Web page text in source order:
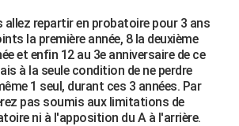
allez repartir en probatoire pour 3 ans
la première année, 8 la deuxième
et enfin 12 au 3e anniversaire de ce
à la seule condition de ne perdre
1 seul, durant ces 3 années. Par
pas soumis aux limitations de
ni à l'apposition du A à l'arrière.